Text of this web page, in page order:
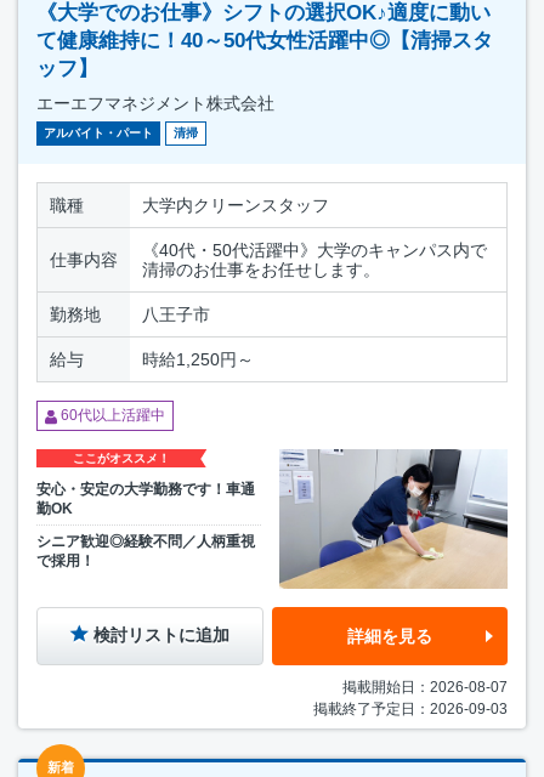
《大学でのお仕事》シフトの選択OK♪適度に動い
て健康維持に！40～50代女性活躍中◎【清掃スタ
ッフ】
エーエフマネジメント株式会社
アルバイト・パート 清掃
職種 大学内クリーンスタッフ
仕事内容
《40代・50代活躍中》大学のキャンパス内で
清掃のお仕事をお任せします。
勤務地 八王子市
給与 時給1,250円～
60代以上活躍中
ここがオススメ！
安心・安定の大学勤務です！車通
勤OK
シニア歓迎◎経験不問／人柄重視
で採用！
検討リストに追加 詳細を見る
掲載開始日：2026-08-07
掲載終了予定日：2026-09-03
新着